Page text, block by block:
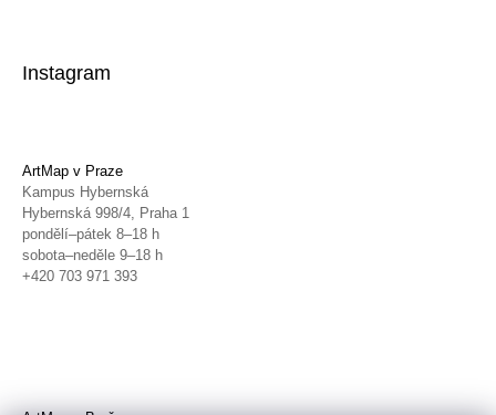
Instagram
ArtMap v Praze
Kampus Hybernská
Hybernská 998/4, Praha 1
pondělí–pátek 8–18 h
sobota–neděle 9–18 h
+420 703 971 393